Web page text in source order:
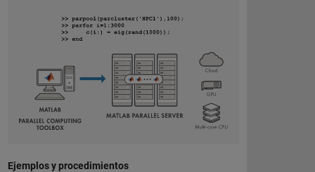
Ejemplos y procedimientos